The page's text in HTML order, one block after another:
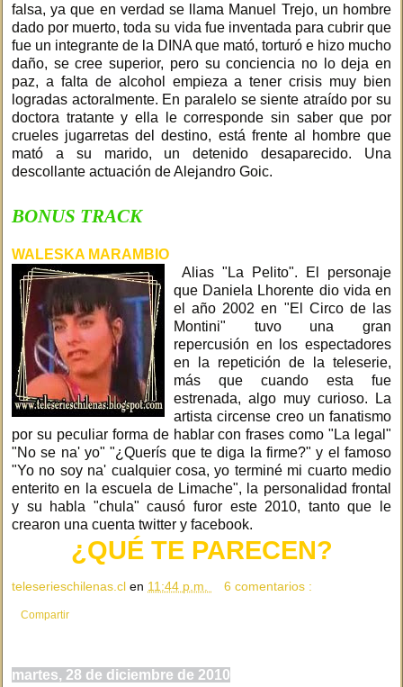
falsa, ya que en verdad se llama Manuel Trejo, un hombre
dado por muerto, toda su vida fue inventada para cubrir que
fue un integrante de la DINA que mató, torturó e hizo mucho
daño, se cree superior, pero su conciencia no lo deja en
paz, a falta de alcohol empieza a tener crisis muy bien
logradas actoralmente. En paralelo se siente atraído por su
doctora tratante y ella le corresponde sin saber que por
crueles jugarretas del destino, está frente al hombre que
mató a su marido, un detenido desaparecido. Una
descollante actuación de Alejandro Goic.
BONUS TRACK
WALESKA MARAMBIO
Alias "La Pelito". El personaje
que Daniela Lhorente dio vida en
el año 2002 en "El Circo de las
Montini" tuvo una gran
repercusión en los espectadores
en la repetición de la teleserie,
más que cuando esta fue
estrenada, algo muy curioso. La
artista circense creo un fanatismo
por su peculiar forma de hablar con frases como "La legal"
"No se na' yo" "¿Querís que te diga la firme?" y el famoso
"Yo no soy na' cualquier cosa, yo terminé mi cuarto medio
enterito en la escuela de Limache", la personalidad frontal
y su habla "chula" causó furor este 2010, tanto que le
crearon una cuenta twitter y facebook.
¿QUÉ TE PARECEN?
teleserieschilenas.cl en 11:44 p.m. 6 comentarios :
Compartir
martes, 28 de diciembre de 2010